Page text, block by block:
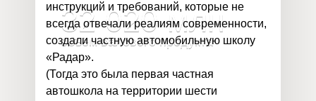
32 020млн
объём валового продукта
инструкций и требований, которые не
всегда отвечали реалиям современности,
создали частную автомобильную школу
«Радар».
(Тогда это была первая частная
автошкола на территории шести